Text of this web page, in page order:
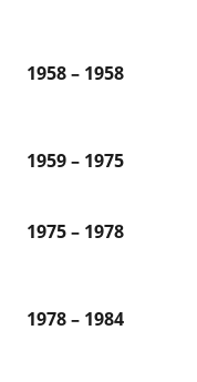
1958 – 1958
1959 – 1975
1975 – 1978
1978 – 1984